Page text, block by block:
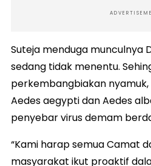
Suteja menduga munculnya
sedang tidak menentu.
perkembangbiakan nyamuk,
Aedes aegypti dan Aedes
penyebar virus demam
“Kami harap semua Camat
masyarakat ikut proaktif